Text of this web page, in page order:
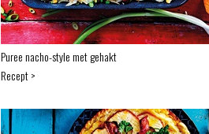
Puree nacho-style met gehakt
Recept >